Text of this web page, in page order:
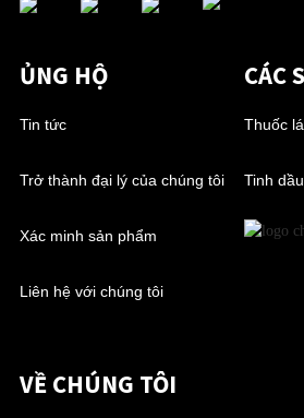
ỦNG HỘ
Tin tức
Trở thành đại lý của chúng tôi
Xác minh sản phẩm
Liên hệ với chúng tôi
CÁC
Thuốc
Tinh
VỀ CHÚNG TÔI